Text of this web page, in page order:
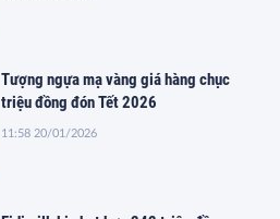
Tượng ngựa mạ vàng giá hàng chục
triệu đồng đón Tết 2026
11:58 20/01/2026